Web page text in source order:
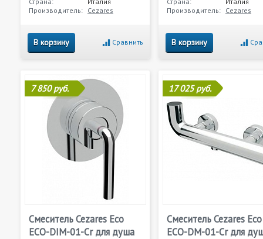
Производитель: Cezares
В корзину Сравнить
Производитель: Cezares
В корзину
7 850 руб.
Смеситель Cezares Eco
ECO-DIM-01-Cr для душа
17 025 руб.
Смеситель Cezares Eco
ECO-DM-01-Cr для